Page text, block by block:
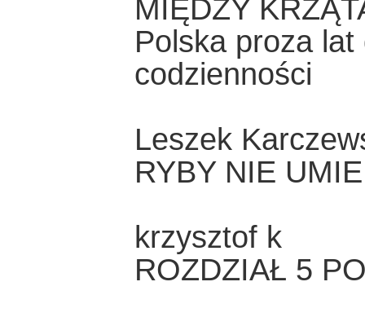
MIĘDZY
Polska proza
codzienności
Leszek
RYBY NIE
krzysztof k
ROZDZIAŁ 5